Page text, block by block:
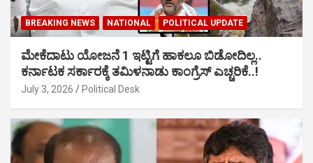
BREAKING NEWS NATIONAL POLITICAL UPDATE
ಮೇಕೆದಾಟು ಯೋಜನೆ 1 ಇಟ್ಟಿಗೆ ಹಾಕಲೂ ಬಿಡೋದಿಲ್ಲ..
ಕರ್ನಾಟಕ ಸರ್ಕಾರಕ್ಕೆ ತಮಿಳನಾಡು ಕಾಂಗ್ರೆಸ್ ಎಚ್ಚರಿಕೆ..!
July 3, 2026 Political Desk